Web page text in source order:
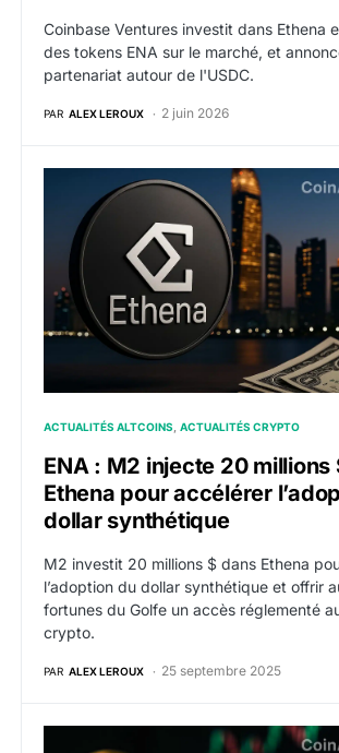
Coinbase Ventures investit dans Ethena
des tokens ENA sur le marché, et
partenariat autour de l'USDC.
PAR ALEX LEROUX 2 juin 2026
ENA : M2 injecte 20 millions $
ACTUALITÉS ALTCOINS ACTUALITÉS CRYPTO
ENA : M2 injecte 20 millions
Ethena pour accélérer
dollar synthétique
M2 investit 20 millions $ dans Ethena
l’adoption du dollar synthétique et offrir
fortunes du Golfe un accès réglementé
crypto.
PAR ALEX LEROUX 25 septembre 2025
ENA flambe après l’arrivée de